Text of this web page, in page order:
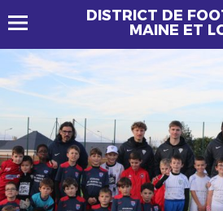
DISTRICT DE
MAINE ET